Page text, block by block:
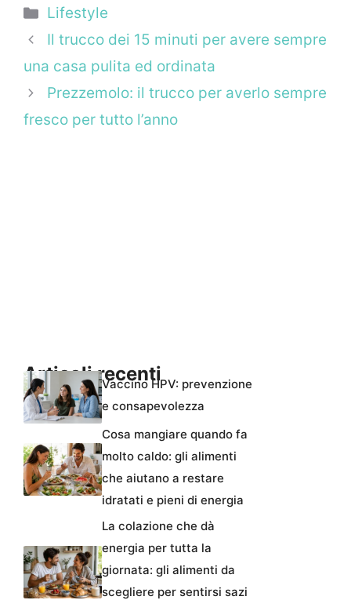
Categorie
Lifestyle
Il trucco dei 15 minuti per avere sempre
una casa pulita ed ordinata
Prezzemolo: il trucco per averlo sempre
fresco per tutto l’anno
Articoli recentiVaccino HPV: prevenzione
e consapevolezza
Cosa mangiare quando fa
molto caldo: gli alimenti
che aiutano a restare
idratati e pieni di energia
La colazione che dà
energia per tutta la
giornata: gli alimenti da
scegliere per sentirsi sazi